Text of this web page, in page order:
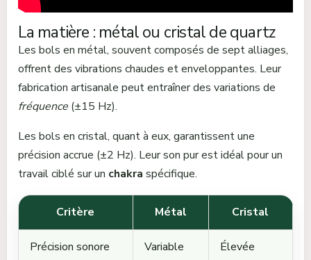
La matière : métal ou cristal de quartz
Les bols en métal, souvent composés de sept alliages,
offrent des vibrations chaudes et enveloppantes. Leur
fabrication artisanale peut entraîner des variations de
fréquence(±15 Hz).
Les bols en cristal, quant à eux, garantissent une
précision accrue (±2 Hz). Leur son pur est idéal pour un
travail ciblé sur un chakra spécifique.
Critère Métal Cristal
Précision sonore Variable Élevée